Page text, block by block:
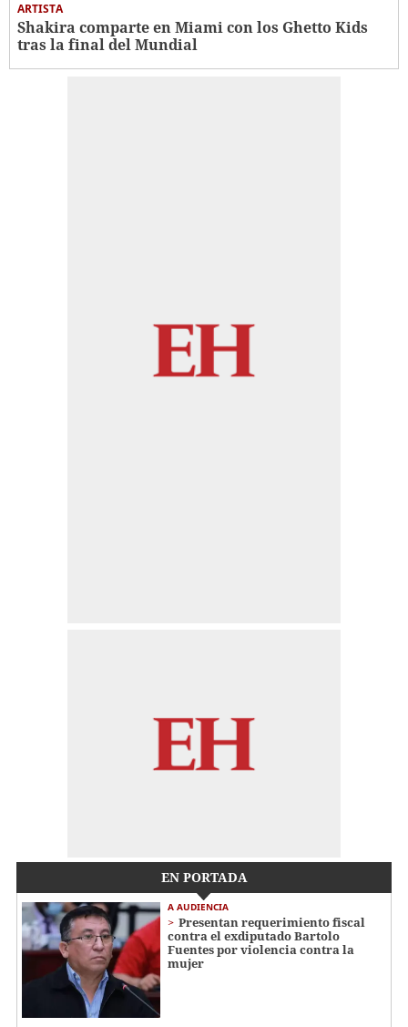
ARTISTA
Shakira comparte en Miami con los Ghetto Kids
tras la final del Mundial
EN PORTADA
A AUDIENCIA
Presentan requerimiento fiscal
contra el exdiputado Bartolo
Fuentes por violencia contra la
mujer